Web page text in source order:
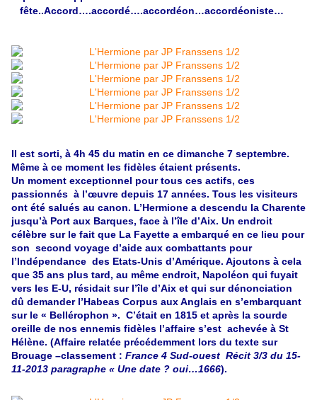
fête..Accord….accordé….accordéon…accordéoniste…
Il est sorti, à 4h 45 du matin en ce dimanche 7 septembre.
Même à ce moment les fidèles étaient présents.
Un moment exceptionnel pour tous ces actifs, ces
passionnés à l’œuvre depuis 17 années. Tous les visiteurs
ont été salués au canon. L’Hermione a descendu la Charente
jusqu’à Port aux Barques, face à l’île d’Aix. Un endroit
célèbre sur le fait que La Fayette a embarqué en ce lieu pour
son second voyage d’aide aux combattants pour
l’Indépendance des Etats-Unis d’Amérique. Ajoutons à cela
que 35 ans plus tard, au même endroit, Napoléon qui fuyait
vers les E-U, résidait sur l’île d’Aix et qui sur dénonciation
dû demander l’Habeas Corpus aux Anglais en s’embarquant
sur le « Bellérophon ». C’était en 1815 et après la sourde
oreille de nos ennemis fidèles l’affaire s’est achevée à St
Hélène. (Affaire relatée précédemment lors du texte sur
Brouage –classement : France 4 Sud-ouest Récit 3/3 du 15-
11-2013 paragraphe « Une date ? oui…1666).